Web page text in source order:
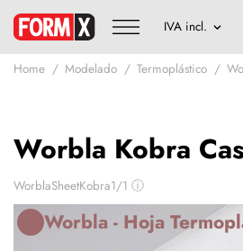
Home Modelado Termoplástico
Worbla Kobra
WorblaSheetKobra1/1 ⓘ
Worbla - Hoja